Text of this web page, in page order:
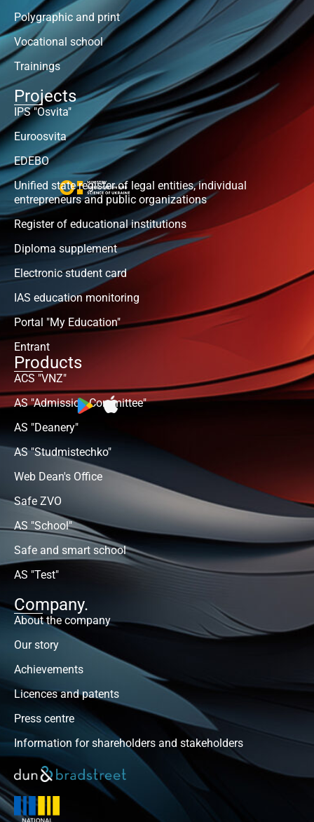
Polygraphic and print
Vocational school
Trainings
Projects
IPS "Osvita"
Euroosvita
EDEBO
Unified state register of legal entities, individual
entrepreneurs and public organizations
Register of educational institutions
Diploma supplement
Electronic student card
IAS education monitoring
Portal "My Education"
Entrant
Products
ACS "VNZ"
AS "Admission Committee"
AS "Deanery"
AS "Studmistechko"
Web Dean's Office
Safe ZVO
AS "School"
Safe and smart school
AS "Test"
Company.
About the company
Our story
Achievements
Licences and patents
Press centre
Information for shareholders and stakeholders